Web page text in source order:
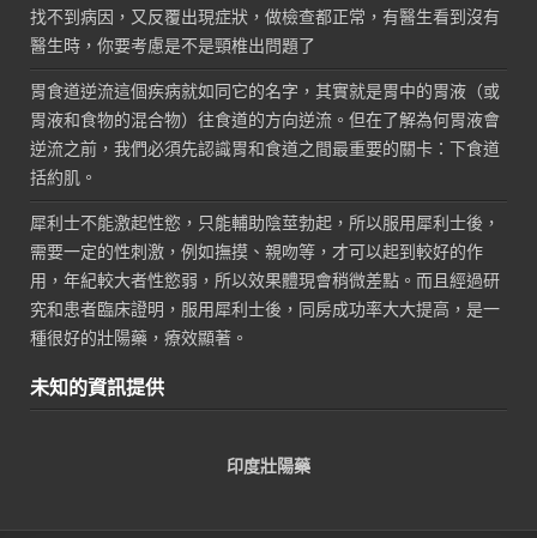
找不到病因，又反覆出現症狀，做檢查都正常，有醫生看到沒有
醫生時，你要考慮是不是頸椎出問題了
胃食道逆流這個疾病就如同它的名字，其實就是胃中的胃液（或
胃液和食物的混合物）往食道的方向逆流。但在了解為何胃液會
逆流之前，我們必須先認識胃和食道之間最重要的關卡：下食道
括約肌。
犀利士不能激起性慾，只能輔助陰莖勃起，所以服用犀利士後，
需要一定的性刺激，例如撫摸、親吻等，才可以起到較好的作
用，年紀較大者性慾弱，所以效果體現會稍微差點。而且經過研
究和患者臨床證明，服用犀利士後，同房成功率大大提高，是一
種很好的壯陽藥，療效顯著。
未知的資訊提供
印度壯陽藥